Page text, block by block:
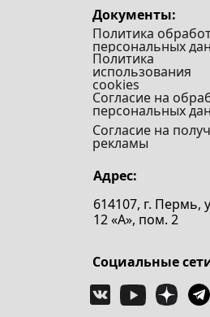
Социальные
614107, г. Пермь,
12 «А», пом. 2
Адрес:
Согласие на
рекламы
Согласие на
персональных
Политика
использования
cookies
Политика
персональных
Документы: